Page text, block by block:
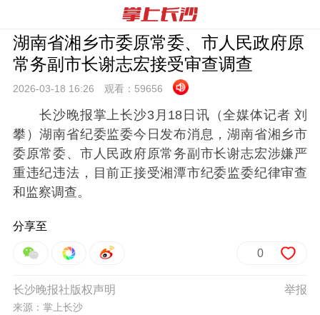
湖南省湘乡市委原常委、市人民政府原
常务副市长谢志宏接受审查调查
2026-03-18 16:26 观看： 59656
长沙晚报掌上长沙3月18日讯（全媒体记者 刘
攀）湖南省纪委监委今日发布消息，湖南省湘乡市
委原常委、市人民政府原常务副市长谢志宏涉嫌严
重违纪违法，目前正接受湘潭市纪委监委纪律审查
和监察调查。
分享至
0
举报
长沙晚报社版权声明
来源：掌上长沙